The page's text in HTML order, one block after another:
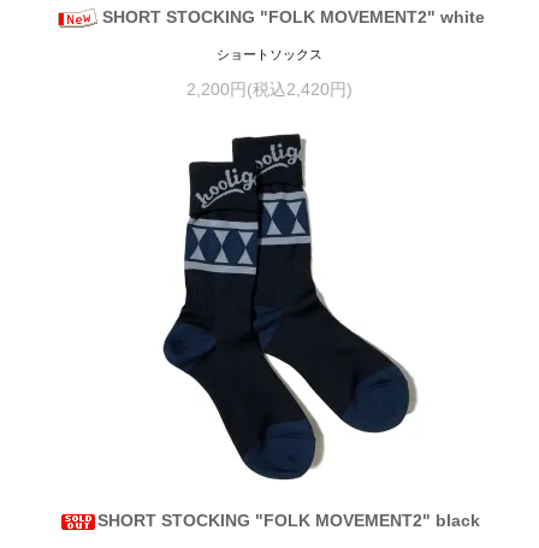
SHORT STOCKING "FOLK MOVEMENT2" white
ショートソックス
2,200円(税込2,420円)
SHORT STOCKING "FOLK MOVEMENT2" black